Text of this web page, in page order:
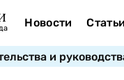
Новости Статьи
и